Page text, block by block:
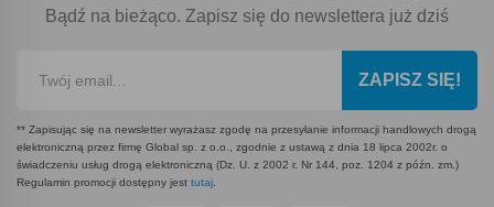
Bądź na bieżąco. Zapisz się do newslettera już dziś
ZAPISZ SIĘ!
** Zapisując się na newsletter wyrażasz zgodę na przesyłanie informacji handlowych drogą
elektroniczną przez firmę Global sp. z o.o., zgodnie z ustawą z dnia 18 lipca 2002r. o
świadczeniu usług drogą elektroniczną (Dz. U. z 2002 r. Nr 144, poz. 1204 z późn. zm.)
Regulamin promocji dostępny jest tutaj